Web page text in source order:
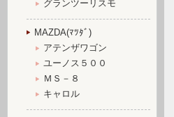
グランツーリスモ
MAZDA(ﾏﾂﾀﾞ)
アテンザワゴン
ユーノス５００
ＭＳ－８
キャロル